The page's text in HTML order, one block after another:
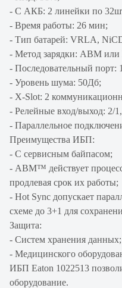
- C АКБ: 2 линейки по
- Время работы: 26 мин;
- Тип батарей: VRLA,
- Метод зарядки: ABM или
- Последовательный порт:
- Уровень шума: 50Дб;
- X-Slot: 2
- Релейные вход/выход: 2/
- Параллельное
Преимущества ИБП:
- С сервисным байпасом;
- ABM™ действует
продлевая срок их работы;
- Hot Sync допускает
схеме до 3+1 для
Защита:
- Систем хранения данных;
- Медицинского
ИБП Eaton 1022513
оборудование.